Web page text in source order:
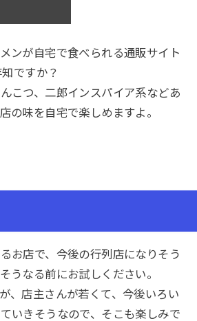
ンが自宅で食べられる通販サイト
ですか？
こつ、二郎インスパイア系などあ
の味を自宅で楽しめますよ。
お店で、今後の行列店になりそう
うなる前にお試しください。
、店主さんが若くて、今後いろい
いきそうなので、そこも楽しみで